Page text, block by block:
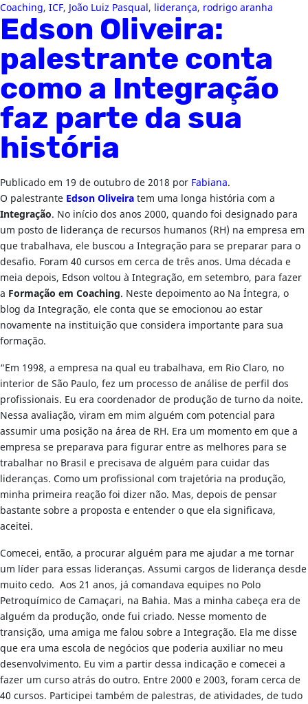
Coaching, ICF, João Luiz Pasqual, liderança, rodrigo aranha
Edson Oliveira:
palestrante conta
como a Integração
faz parte da sua
história
Publicado em 19 de outubro de 2018 por Fabiana.
O palestrante Edson Oliveiratem uma longa história com a
Integração. No início dos anos 2000, quando foi designado para
um posto de liderança de recursos humanos (RH) na empresa em
que trabalhava, ele buscou a Integração para se preparar para o
desafio. Foram 40 cursos em cerca de três anos. Uma década e
meia depois, Edson voltou à Integração, em setembro, para fazer
a Formação em Coaching. Neste depoimento ao Na Íntegra, o
blog da Integração, ele conta que se emocionou ao estar
novamente na instituição que considera importante para sua
formação.
“Em 1998, a empresa na qual eu trabalhava, em Rio Claro, no
interior de São Paulo, fez um processo de análise de perfil dos
profissionais. Eu era coordenador de produção de turno da noite.
Nessa avaliação, viram em mim alguém com potencial para
assumir uma posição na área de RH. Era um momento em que a
empresa se preparava para figurar entre as melhores para se
trabalhar no Brasil e precisava de alguém para cuidar das
lideranças. Como um profissional com trajetória na produção,
minha primeira reação foi dizer não. Mas, depois de pensar
bastante sobre a proposta e entender o que ela significava,
aceitei.
Comecei, então, a procurar alguém para me ajudar a me tornar
um líder para essas lideranças. Assumi cargos de liderança desde
muito cedo. Aos 21 anos, já comandava equipes no Polo
Petroquímico de Camaçari, na Bahia. Mas a minha cabeça era de
alguém da produção, onde fui criado. Nesse momento de
transição, uma amiga me falou sobre a Integração. Ela me disse
que era uma escola de negócios que poderia auxiliar no meu
desenvolvimento. Eu vim a partir dessa indicação e comecei a
fazer um curso atrás do outro. Entre 2000 e 2003, foram cerca de
40 cursos. Participei também de palestras, de atividades, de tudo